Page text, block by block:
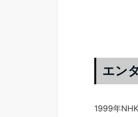
エン
1999年